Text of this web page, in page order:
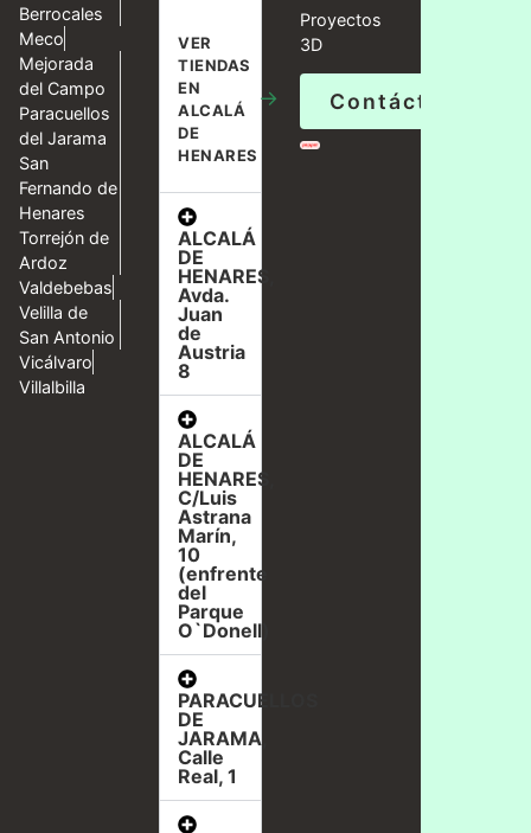
Berrocales
Meco
Mejorada
del Campo
Paracuellos
del Jarama
San
Fernando de
Henares
Torrejón de
Ardoz
Valdebebas
Velilla de
San Antonio
Vicálvaro
Villalbilla
VER
TIENDAS
EN
ALCALÁ
DE
HENARES
→
ALCALÁ
DE
HENARES,
Avda.
Juan
de
Austria
8
ALCALÁ
DE
HENARES,
C/Luis
Astrana
Marín,
10
(enfrente
del
Parque
O`Donell)
PARACUELLOS
DE
JARAMA,
Calle
Real, 1
Proyectos
3D
Contáctanos